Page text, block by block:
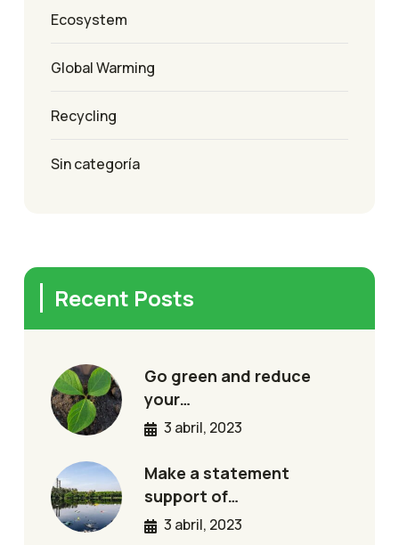
Ecosystem
Global Warming
Recycling
Sin categoría
Recent Posts
Go green and reduce
your…
3 abril, 2023
Make a statement
support of…
3 abril, 2023